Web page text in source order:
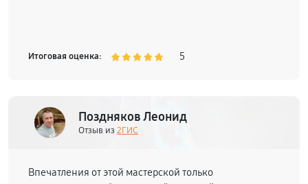
Итоговая оценка: 5
Поздняков Леонид
Отзыв из 2ГИС
Впечатления от этой мастерской только